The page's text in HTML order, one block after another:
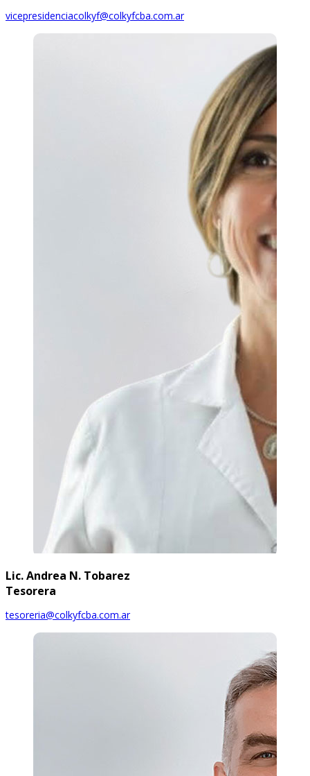
vicepresidenciacolkyf@colkyfcba.com.ar
Lic. Andrea N. Tobarez
Tesorera
tesoreria@colkyfcba.com.ar